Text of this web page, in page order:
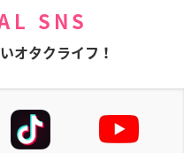
SNS
オタクライフ！